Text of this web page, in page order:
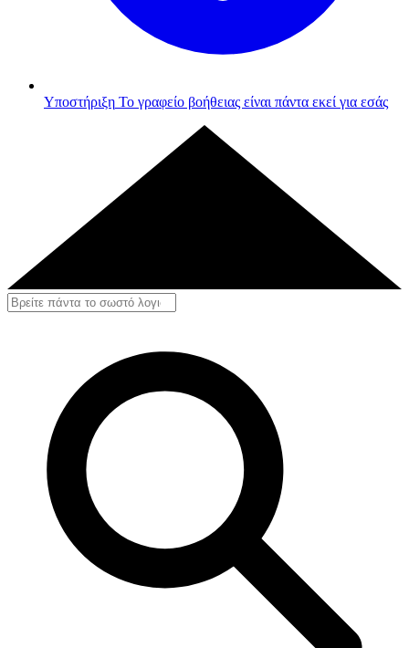
Υποστήριξη Το γραφείο βοήθειας είναι πάντα εκεί για εσάς